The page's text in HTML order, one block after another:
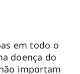
em todo o
doença do
importam